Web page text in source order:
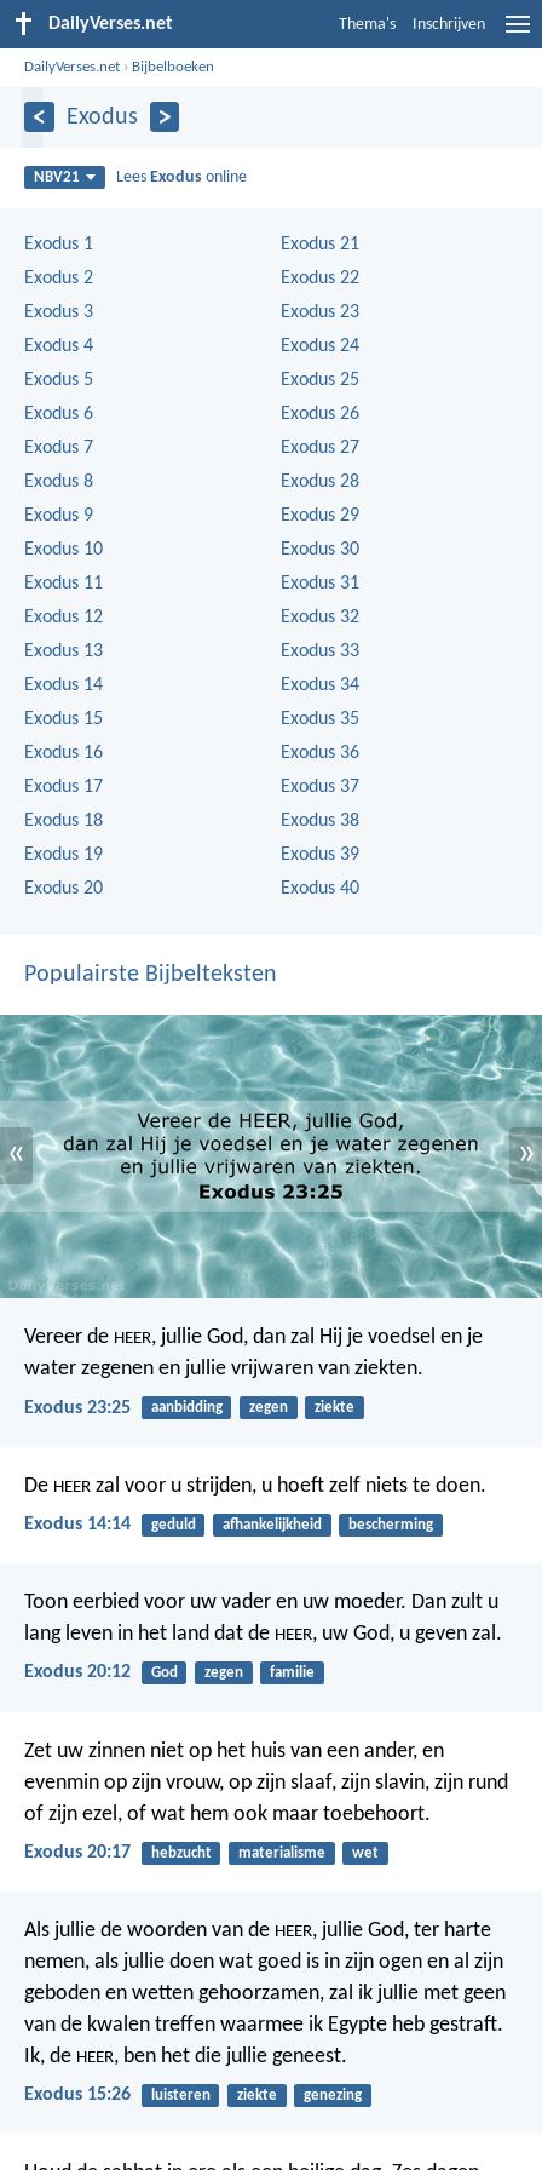
DailyVerses.net Thema's Inschrijven
DailyVerses.net › Bijbelboeken
Exodus
NBV21 Lees Exodus online
Exodus 1
Exodus 2
Exodus 3
Exodus 4
Exodus 5
Exodus 6
Exodus 7
Exodus 8
Exodus 9
Exodus 10
Exodus 11
Exodus 12
Exodus 13
Exodus 14
Exodus 15
Exodus 16
Exodus 17
Exodus 18
Exodus 19
Exodus 20
Exodus 21
Exodus 22
Exodus 23
Exodus 24
Exodus 25
Exodus 26
Exodus 27
Exodus 28
Exodus 29
Exodus 30
Exodus 31
Exodus 32
Exodus 33
Exodus 34
Exodus 35
Exodus 36
Exodus 37
Exodus 38
Exodus 39
Exodus 40
Populairste Bijbelteksten
« »
Vereer de HEER, jullie God, dan zal Hij je voedsel en je
water zegenen en jullie vrijwaren van ziekten.
Exodus 23:25 aanbidding zegen ziekte
De HEER zal voor u strijden, u hoeft zelf niets te doen.
Exodus 14:14 geduld afhankelijkheid bescherming
Toon eerbied voor uw vader en uw moeder. Dan zult u
lang leven in het land dat de HEER, uw God, u geven zal.
Exodus 20:12 God zegen familie
Zet uw zinnen niet op het huis van een ander, en
evenmin op zijn vrouw, op zijn slaaf, zijn slavin, zijn rund
of zijn ezel, of wat hem ook maar toebehoort.
Exodus 20:17 hebzucht materialisme wet
Als jullie de woorden van de HEER, jullie God, ter harte
nemen, als jullie doen wat goed is in zijn ogen en al zijn
geboden en wetten gehoorzamen, zal ik jullie met geen
van de kwalen treffen waarmee ik Egypte heb gestraft.
Ik, de HEER, ben het die jullie geneest.
Exodus 15:26 luisteren ziekte genezing